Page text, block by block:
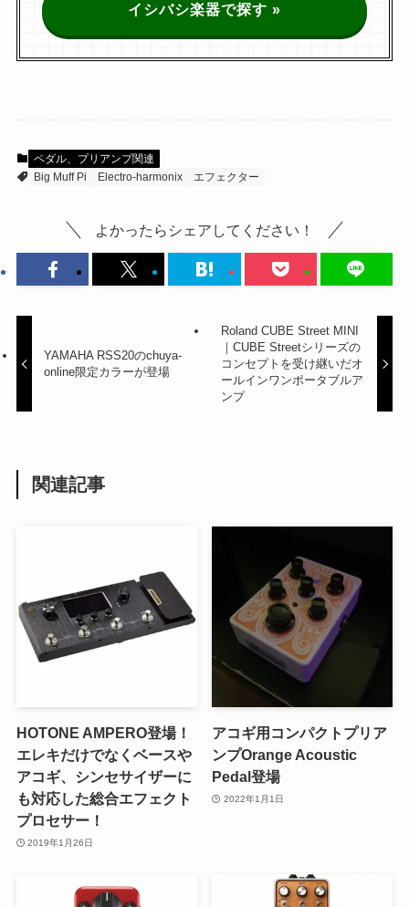
イシバシ楽器で探す »
ペダル、プリアンプ関連
Big Muff Pi
Electro-harmonix エフェクター
よかったらシェアしてください！
YAMAHA RSS20のchuya-
online限定カラーが登場
Roland CUBE Street MINI
｜CUBE Streetシリーズの
コンセプトを受け継いだオ
ールインワンポータブルア
ンプ
関連記事
HOTONE AMPERO登場！
エレキだけでなくベースや
アコギ、シンセサイザーに
も対応した総合エフェクト
プロセサー！
2019年1月26日
アコギ用コンパクトプリア
ンプOrange Acoustic
Pedal登場
2022年1月1日